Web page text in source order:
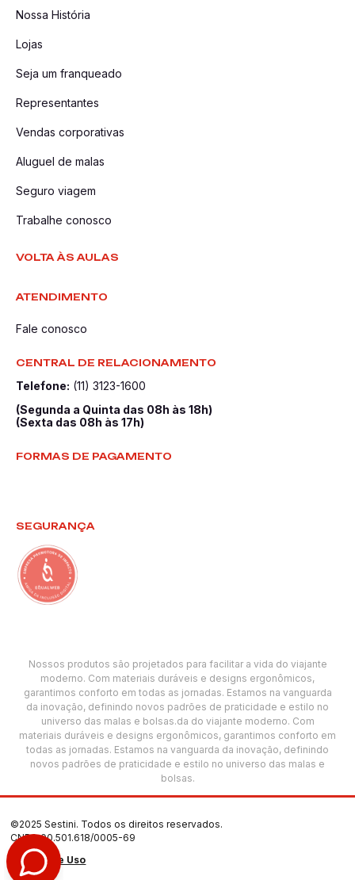
Nossa História
Lojas
Seja um franqueado
Representantes
Vendas corporativas
Aluguel de malas
Seguro viagem
Trabalhe conosco
VOLTA ÀS AULAS
ATENDIMENTO
Fale conosco
CENTRAL DE RELACIONAMENTO
Telefone: (11) 3123-1600
(Segunda a Quinta das 08h às 18h)
(Sexta das 08h às 17h)
FORMAS DE PAGAMENTO
SEGURANÇA
Nossos produtos são projetados para facilitar a vida do viajante
moderno. Com materiais duráveis e designs ergonômicos,
garantimos conforto em todas as jornadas. Estamos na vanguarda
da inovação, definindo novos padrões de praticidade e estilo no
universo das malas e bolsas.da do viajante moderno. Com
materiais duráveis e designs ergonômicos, garantimos conforto em
todas as jornadas. Estamos na vanguarda da inovação, definindo
novos padrões de praticidade e estilo no universo das malas e
bolsas.
©2025 Sestini. Todos os direitos reservados.
CNPJ: 00.501.618/0005-69
Termos de Uso